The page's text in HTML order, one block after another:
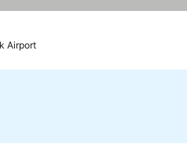
Airport